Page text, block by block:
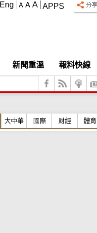
APPS
A A A
Eng
新聞重溫
報料快線
大中華 國際 財經 體育